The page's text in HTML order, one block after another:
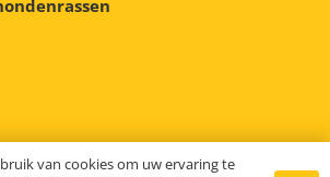
van cookies om uw ervaring te